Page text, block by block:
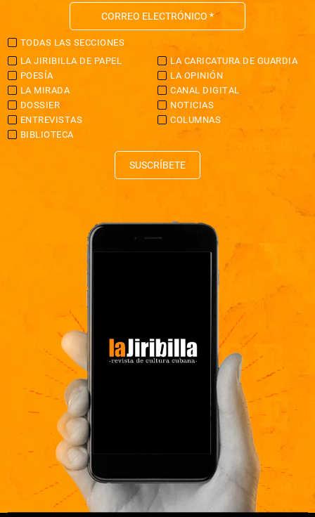
TODAS LAS SECCIONES
LA JIRIBILLA DE PAPEL
LA CARICATURA DE GUARDIA
POESÍA
LA OPINIÓN
LA MIRADA
CANAL DIGITAL
DOSSIER
NOTICIAS
ENTREVISTAS
COLUMNAS
BIBLIOTECA
SUSCRÍBETE